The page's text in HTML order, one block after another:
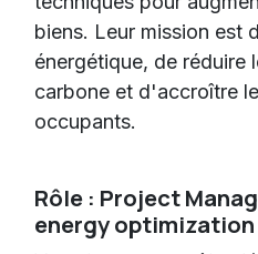
biens. Leur mission est
énergétique, de réduire
carbone et d'accroître
occupants.
Rôle : Project
energy optimization